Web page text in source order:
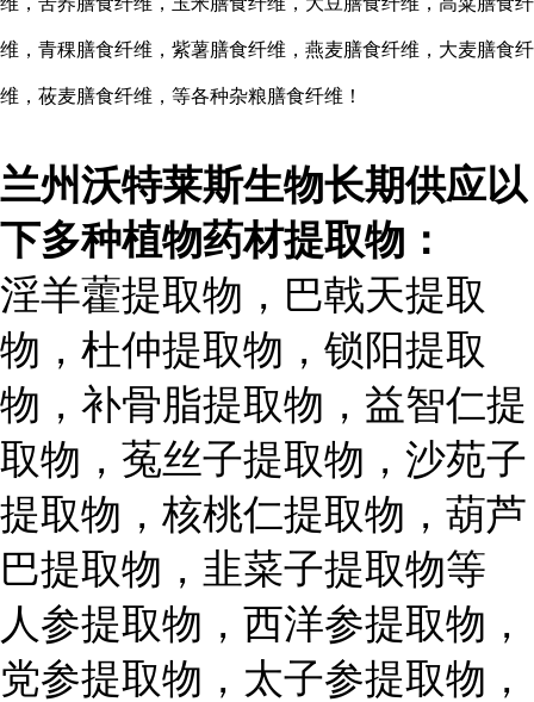
维，青稞膳食纤维，紫薯膳食纤维，燕麦膳食纤维，大麦膳食纤
维，莜麦膳食纤维，等各种杂粮膳食纤维！
兰州沃特莱斯生物长期供应以
下多种植物药材提取物：
淫羊藿提取物，巴戟天提取
物，杜仲提取物，锁阳提取
物，补骨脂提取物，益智仁提
取物，菟丝子提取物，沙苑子
提取物，核桃仁提取物，葫芦
巴提取物，韭菜子提取物等
人参提取物，西洋参提取物，
党参提取物，太子参提取物，